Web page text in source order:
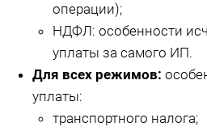
операции);
НДФЛ: особенности
уплаты за самого ИП.
Для всех режимов:
уплаты:
транспортного налога;